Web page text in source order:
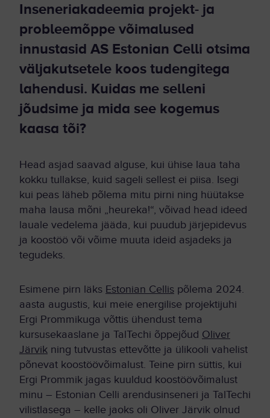
Inseneriakadeemia projekt- ja
probleemõppe võimalused
innustasid AS Estonian Celli otsima
väljakutsetele koos tudengitega
lahendusi. Kuidas me selleni
jõudsime ja mida see kogemus
kaasa tõi?
Head asjad saavad alguse, kui ühise laua taha
kokku tullakse, kuid sageli sellest ei piisa. Isegi
kui peas läheb põlema mitu pirni ning hüütakse
maha lausa mõni „heureka!“, võivad head ideed
lauale vedelema jääda, kui puudub järjepidevus
ja koostöö või võime muuta ideid asjadeks ja
tegudeks.
Esimene pirn läks Estonian Cellis põlema 2024.
aasta augustis, kui meie energilise projektijuhi
Ergi Prommikuga võttis ühendust tema
kursusekaaslane ja TalTechi õppejõud Oliver
Järvik ning tutvustas ettevõtte ja ülikooli vahelist
põnevat koostöövõimalust. Teine pirn süttis, kui
Ergi Prommik jagas kuuldud koostöövõimalust
minu – Estonian Celli arendusinseneri ja TalTechi
vilistlasega – kelle jaoks oli Oliver Järvik olnud